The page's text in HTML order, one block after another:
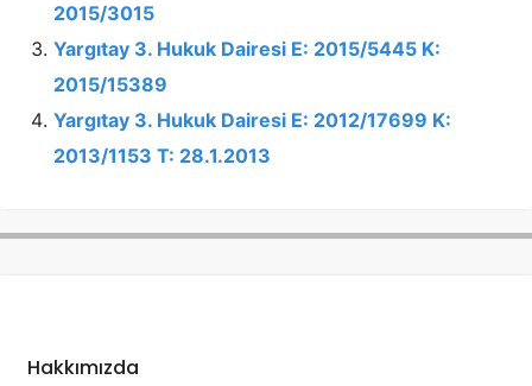
2015/3015
Yargıtay 3. Hukuk Dairesi E: 2015/5445 K:
2015/15389
Yargıtay 3. Hukuk Dairesi E: 2012/17699 K:
2013/1153 T: 28.1.2013
Hakkımızda